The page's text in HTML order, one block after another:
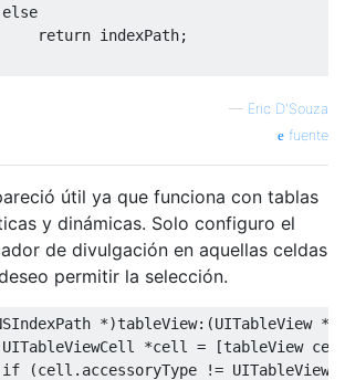
else
return indexPath;
— Eric D'Souza
fuente
útil ya que funciona con tablas
y dinámicas. Solo configuro el
de divulgación en aquellas celdas
permitir la selección.
*)tableView:(UITableView *)
UITableViewCell
*cell = [tableView
if
(cell . accessoryType !=